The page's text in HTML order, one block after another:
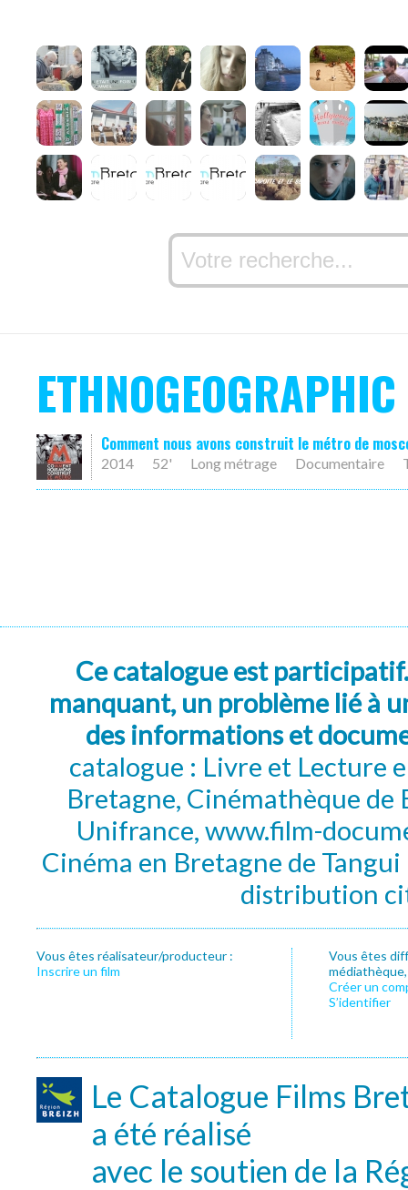
Comment nous avons construit le métro de
2014 52' Long métrage Documentaire
Ce catalogue est
manquant, un problème lié à
des informations et
catalogue : Livre et Lecture
Bretagne, Cinémathèque de
Unifrance, www.film-
Cinéma en Bretagne de
distribution
Vous êtes réalisateur/producteur :
Inscrire un film
Vous êtes
Créer un
S’identifier
Le Catalogue Films
a été réalisé
avec le soutien de la